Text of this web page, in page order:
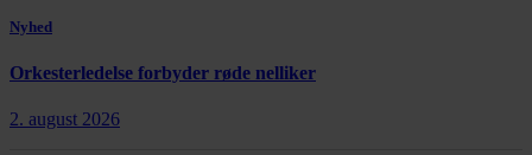
Nyhed
Orkesterledelse forbyder røde nelliker
2. august 2026